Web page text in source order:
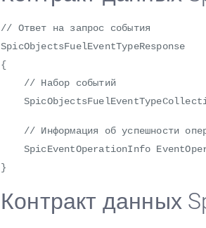
// Ответ на запрос события
SpicObjectsFuelEventTypeResponse
{
// Набор событий
// Информация об успешности
SpicEventOperationInfo
}
Контракт данных